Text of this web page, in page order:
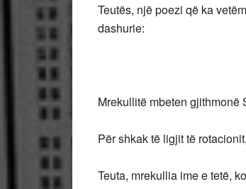
Teutës, një poezi që ka
dashurie:
Mrekullitë mbeten gjithmonë
Për shkak të ligjit të rotacionit,
Teuta, mrekullia ime e tetë,